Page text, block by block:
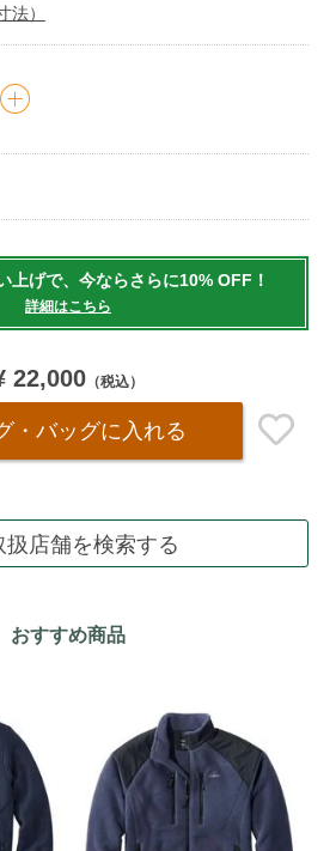
法）
上げで、今ならさらに10% OFF！
詳細はこちら
22,000 （税込）
・バッグに入れる
扱店舗を検索する
おすすめ商品